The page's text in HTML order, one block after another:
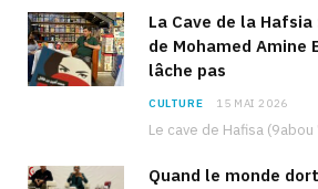
La Cave de la
de Mohamed Amine
lâche pas
CULTURE 15 MAI 2026
Quand le monde